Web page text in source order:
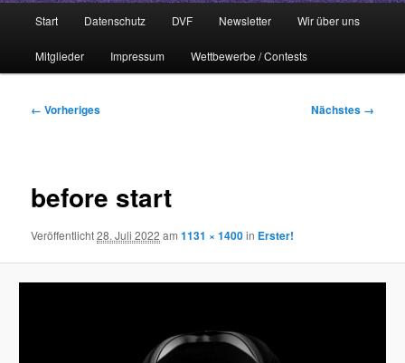
Start Datenschutz DVF Newsletter Wir über uns
Mitglieder Impressum Wettbewerbe / Contests
Bilder-
← Vorheriges Nächstes →
before start
Veröffentlicht28. Juli 2022 am1131 × 1400in Erster!